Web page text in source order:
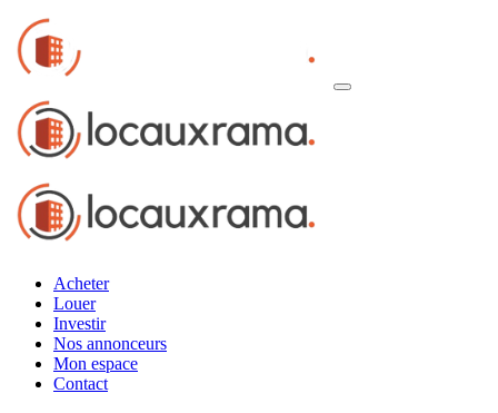
Acheter
Louer
Investir
Nos annonceurs
Mon espace
Contact